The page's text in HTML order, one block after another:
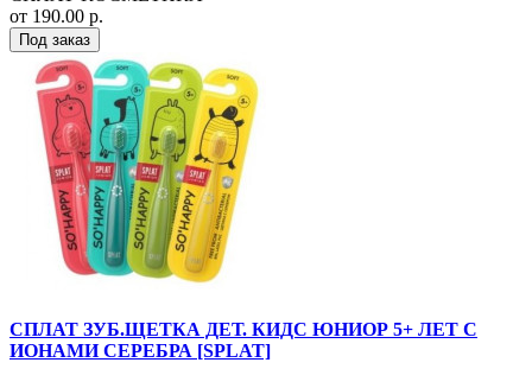
от 190.00 р.
Под заказ
СПЛАТ ЗУБ.ЩЕТКА ДЕТ. КИДС ЮНИОР 5+ ЛЕТ С
ИОНАМИ СЕРЕБРА [SPLAT]